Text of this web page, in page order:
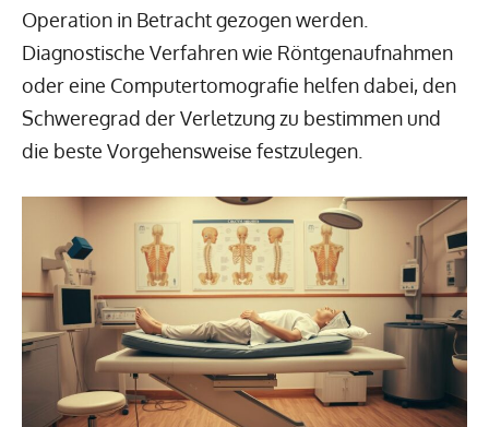
Operation in Betracht gezogen werden.
Diagnostische Verfahren wie Röntgenaufnahmen
oder eine Computertomografie helfen dabei, den
Schweregrad der Verletzung zu bestimmen und
die beste Vorgehensweise festzulegen.